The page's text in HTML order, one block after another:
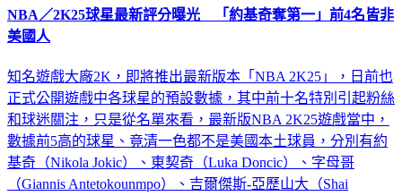
NBA／2K25球星最新評分曝光 「約基奇奪第一」前4名皆非
美國人
知名遊戲大廠2K，即將推出最新版本「NBA 2K25」，日前也
正式公開遊戲中各球星的預設數據，其中前十名特別引起粉絲
和球迷關注，只是從名單來看，最新版NBA 2K25遊戲當中，
數據前5高的球星、竟清一色都不是美國本土球員，分別有約
基奇（Nikola Jokic）、東契奇（Luka Doncic）、字母哥
（Giannis Antetokounmpo）、吉爾傑斯-亞歷山大（Shai